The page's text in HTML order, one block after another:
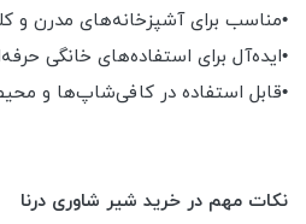
•مناسب برای آشپزخانه‌های مدرن و
•ایده‌آل برای استفاده‌های خانگی
•قابل استفاده در کافی‌شاپ‌ها و
نکات مهم در خرید شیر شاوری درنا